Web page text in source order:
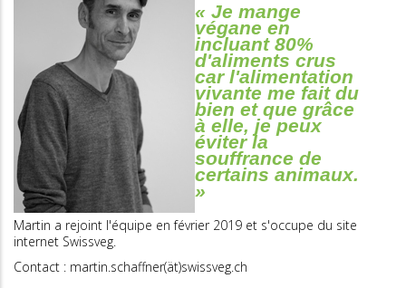
« Je mange
végane en
incluant 80%
d'aliments crus
car l'alimentation
vivante me fait du
bien et que grâce
à elle, je peux
éviter la
souffrance de
certains animaux.
»
Martin a rejoint l'équipe en février 2019 et s'occupe du site
internet Swissveg.
Contact : martin.schaffner(ät)swissveg.ch